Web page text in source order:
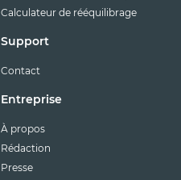
Calculateur de rééquilibrage
Support
Contact
Entreprise
À propos
Rédaction
Presse